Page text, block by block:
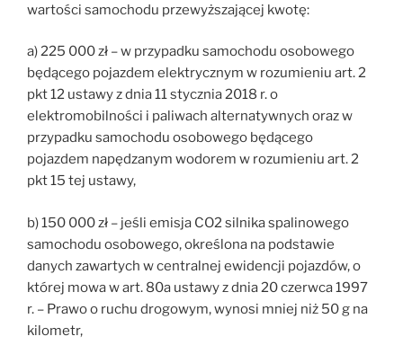
wartości samochodu przewyższającej kwotę:
a) 225 000 zł – w przypadku samochodu osobowego
będącego pojazdem elektrycznym w rozumieniu art. 2
pkt 12 ustawy z dnia 11 stycznia 2018 r. o
elektromobilności i paliwach alternatywnych oraz w
przypadku samochodu osobowego będącego
pojazdem napędzanym wodorem w rozumieniu art. 2
pkt 15 tej ustawy,
b) 150 000 zł – jeśli emisja CO2 silnika spalinowego
samochodu osobowego, określona na podstawie
danych zawartych w centralnej ewidencji pojazdów, o
której mowa w art. 80a ustawy z dnia 20 czerwca 1997
r. – Prawo o ruchu drogowym, wynosi mniej niż 50 g na
kilometr,